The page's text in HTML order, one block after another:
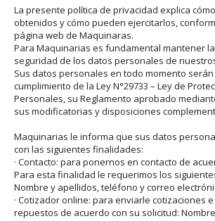
La presente política de privacidad explica
obtenidos y cómo pueden ejercitarlos,
página web de Maquinaras.
Para Maquinarias es fundamental mantener
seguridad de los datos personales de
Sus datos personales en todo momento
cumplimiento de la Ley N°29733 – Ley de
Personales, su Reglamento aprobado mediante
sus modificatorias y disposiciones
Maquinarias le informa que sus datos
con las siguientes finalidades:
· Contacto: para ponernos en contacto de
Para esta finalidad le requerimos los
Nombre y apellidos, teléfono y correo
· Cotizador online: para enviarle cotizaciones
repuestos de acuerdo con su solicitud: